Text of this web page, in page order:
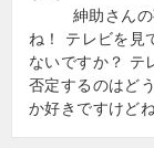
紳助さん
ね！ テレビを見
ないですか？ テ
否定するのはど
か好きですけどね